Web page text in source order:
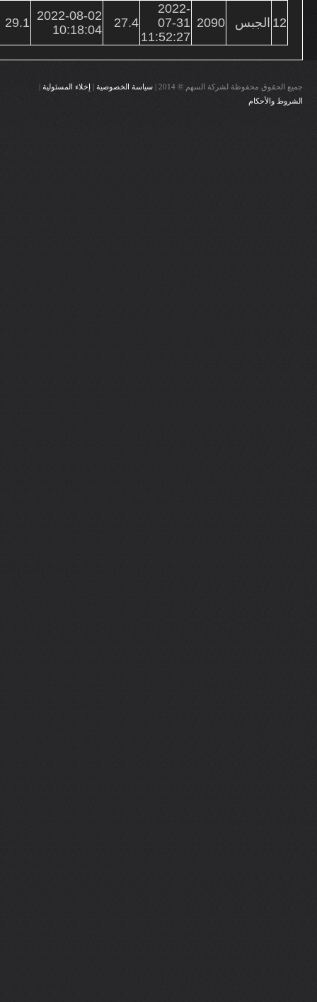
12 الجبس 2090
2022-
07-31
11:52:27
27.4
2022-08-02
10:18:04
29.1
جميع الحقوق محفوظة لشركة السهم © 2014 | سياسة الخصوصية | إخلاء المسئولية |
الشروط والأحكام